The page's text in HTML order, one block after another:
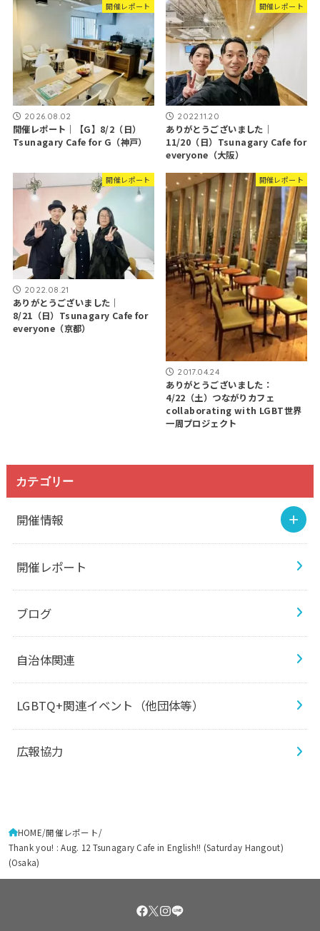
開催レポート
2026.08.02
開催レポート｜【G】8/2（日）
Tsunagary Cafe for G（神戸）
開催レポート
2022.11.20
ありがとうございました｜
11/20（日）Tsunagary Cafe for
everyone（大阪）
開催レポート
2022.08.21
ありがとうございました｜
8/21（日）Tsunagary Cafe for
everyone（京都）
開催レポート
2017.04.24
ありがとうございました：
4/22（土）つながりカフェ ​
collaborating with LGBT世界
一周プロジェクト
カテゴリー
開催情報
開催レポート
ブログ
自治体関連
LGBTQ+関連イベント（他団体等）
広報協力
HOME 開催レポート
Thank you! : Aug. 12 Tsunagary Cafe in English!! (Saturday Hangout)
(Osaka)